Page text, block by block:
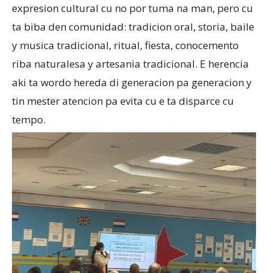
expresion cultural cu no por tuma na man, pero cu
ta biba den comunidad: tradicion oral, storia, baile
y musica tradicional, ritual, fiesta, conocemento
riba naturalesa y artesania tradicional. E herencia
aki ta wordo hereda di generacion pa generacion y
tin mester atencion pa evita cu e ta disparce cu
tempo.